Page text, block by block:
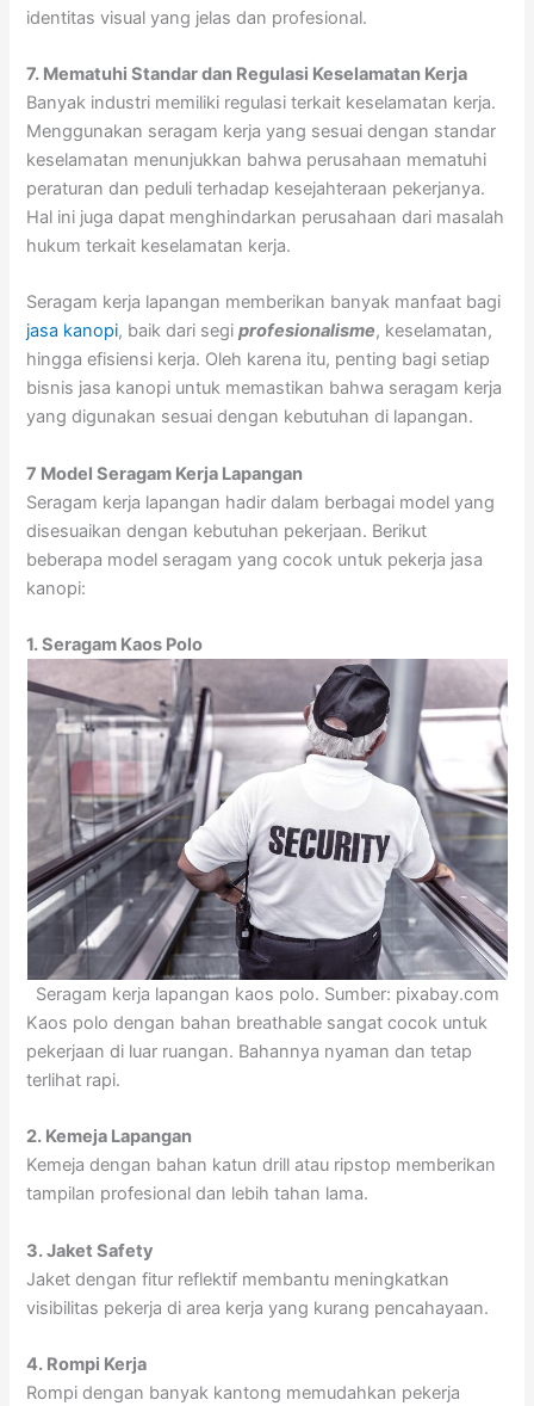
identitas visual yang jelas dan profesional.
7. Mematuhi Standar dan Regulasi Keselamatan Kerja
Banyak industri memiliki regulasi terkait keselamatan kerja.
Menggunakan seragam kerja yang sesuai dengan standar
keselamatan menunjukkan bahwa perusahaan mematuhi
peraturan dan peduli terhadap kesejahteraan pekerjanya.
Hal ini juga dapat menghindarkan perusahaan dari masalah
hukum terkait keselamatan kerja.
Seragam kerja lapangan memberikan banyak manfaat bagi
jasa kanopi, baik dari segiprofesionalisme, keselamatan,
hingga efisiensi kerja. Oleh karena itu, penting bagi setiap
bisnis jasa kanopi untuk memastikan bahwa seragam kerja
yang digunakan sesuai dengan kebutuhan di lapangan.
7 Model Seragam Kerja Lapangan
Seragam kerja lapangan hadir dalam berbagai model yang
disesuaikan dengan kebutuhan pekerjaan. Berikut
beberapa model seragam yang cocok untuk pekerja jasa
kanopi:
1. Seragam Kaos Polo
Seragam kerja lapangan kaos polo. Sumber: pixabay.com
Kaos polo dengan bahan breathable sangat cocok untuk
pekerjaan di luar ruangan. Bahannya nyaman dan tetap
terlihat rapi.
2. Kemeja Lapangan
Kemeja dengan bahan katun drill atau ripstop memberikan
tampilan profesional dan lebih tahan lama.
3. Jaket Safety
Jaket dengan fitur reflektif membantu meningkatkan
visibilitas pekerja di area kerja yang kurang pencahayaan.
4. Rompi Kerja
Rompi dengan banyak kantong memudahkan pekerja